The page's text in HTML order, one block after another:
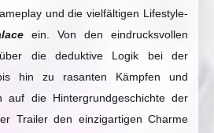
und die vielfältigen Lifestyle-
ein. Von den eindrucksvollen
die deduktive Logik bei der
hin zu rasanten Kämpfen und
auf die Hintergrundgeschichte der
Trailer den einzigartigen Charme